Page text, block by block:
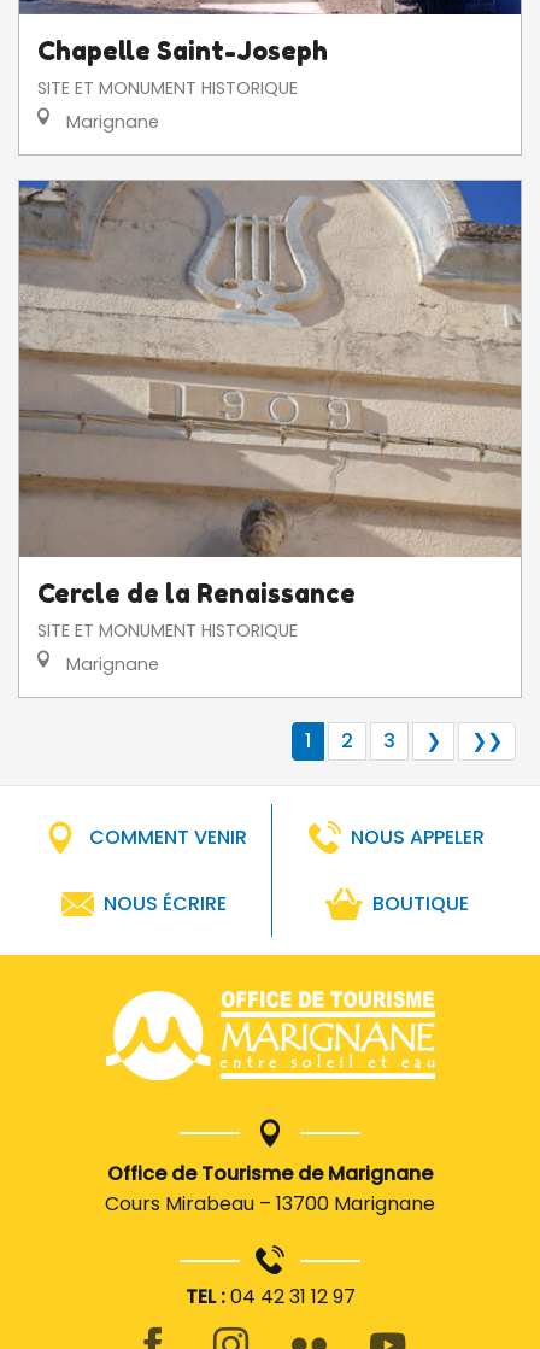
Chapelle Saint-Joseph
SITE ET MONUMENT HISTORIQUE
Marignane
Cercle de la Renaissance
SITE ET MONUMENT HISTORIQUE
Marignane
1 2 3 ❯ ❯❯
COMMENT VENIR NOUS APPELER
NOUS ÉCRIRE BOUTIQUE
Office de Tourisme de Marignane
Cours Mirabeau – 13700 Marignane
TEL :04 42 31 12 97